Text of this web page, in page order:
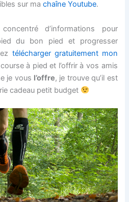
sur machaîne Youtube.
d’informations pour
du bon pied et progresser
télécharger gratuitement mon
à pied et l’offrir à vos amis
je vous l’offre, je trouve qu’il est
cadeau petit budget